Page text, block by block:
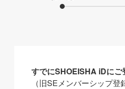
すでにSHOEISHA iDにご
（旧SEメンバーシップ登